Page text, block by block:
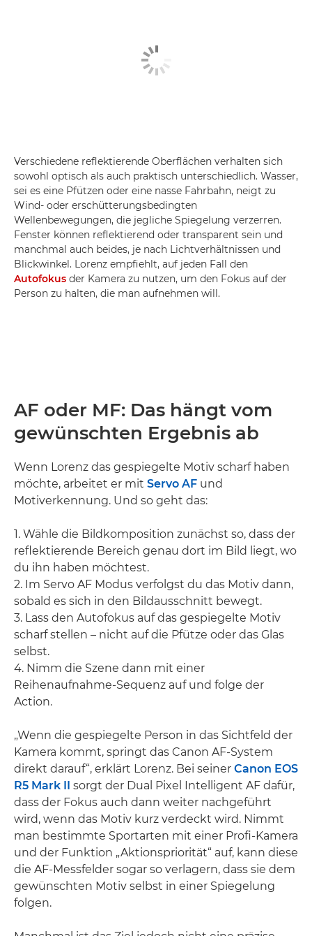
Verschiedene reflektierende Oberflächen verhalten sich
sowohl optisch als auch praktisch unterschiedlich. Wasser,
sei es eine Pfützen oder eine nasse Fahrbahn, neigt zu
Wind- oder erschütterungsbedingten
Wellenbewegungen, die jegliche Spiegelung verzerren.
Fenster können reflektierend oder transparent sein und
manchmal auch beides, je nach Lichtverhältnissen und
Blickwinkel. Lorenz empfiehlt, auf jeden Fall den
Autofokus der Kamera zu nutzen, um den Fokus auf der
Person zu halten, die man aufnehmen will.
AF oder MF: Das hängt vom
gewünschten Ergebnis ab
Wenn Lorenz das gespiegelte Motiv scharf haben
möchte, arbeitet er mit Servo AF und
Motiverkennung. Und so geht das:
1. Wähle die Bildkomposition zunächst so, dass der
reflektierende Bereich genau dort im Bild liegt, wo
du ihn haben möchtest.
2. Im Servo AF Modus verfolgst du das Motiv dann,
sobald es sich in den Bildausschnitt bewegt.
3. Lass den Autofokus auf das gespiegelte Motiv
scharf stellen – nicht auf die Pfütze oder das Glas
selbst.
4. Nimm die Szene dann mit einer
Reihenaufnahme-Sequenz auf und folge der
Action.
„Wenn die gespiegelte Person in das Sichtfeld der
Kamera kommt, springt das Canon AF-System
direkt darauf“, erklärt Lorenz. Bei seiner Canon EOS
R5 Mark II sorgt der Dual Pixel Intelligent AF dafür,
dass der Fokus auch dann weiter nachgeführt
wird, wenn das Motiv kurz verdeckt wird. Nimmt
man bestimmte Sportarten mit einer Profi-Kamera
und der Funktion „Aktionspriorität“ auf, kann diese
die AF-Messfelder sogar so verlagern, dass sie dem
gewünschten Motiv selbst in einer Spiegelung
folgen.